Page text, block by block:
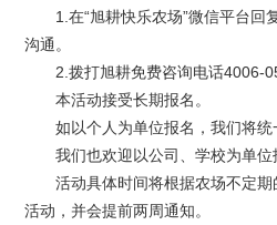
1.在“旭耕快乐农场”微信平台回
沟通。
2.拨打旭耕免费咨询电话4006-
本活动接受长期报名。
如以个人为单位报名，我们将统
我们也欢迎以公司、学校为单位
活动具体时间将根据农场不定期
活动，并会提前两周通知。